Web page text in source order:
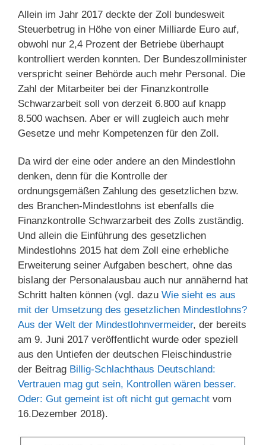
Allein im Jahr 2017 deckte der Zoll bundesweit
Steuerbetrug in Höhe von einer Milliarde Euro auf,
obwohl nur 2,4 Prozent der Betriebe überhaupt
kontrolliert werden konnten. Der Bundeszollminister
verspricht seiner Behörde auch mehr Personal. Die
Zahl der Mitarbeiter bei der Finanzkontrolle
Schwarzarbeit soll von derzeit 6.800 auf knapp
8.500 wachsen. Aber er will zugleich auch mehr
Gesetze und mehr Kompetenzen für den Zoll.
Da wird der eine oder andere an den Mindestlohn
denken, denn für die Kontrolle der
ordnungsgemäßen Zahlung des gesetzlichen bzw.
des Branchen-Mindestlohns ist ebenfalls die
Finanzkontrolle Schwarzarbeit des Zolls zuständig.
Und allein die Einführung des gesetzlichen
Mindestlohns 2015 hat dem Zoll eine erhebliche
Erweiterung seiner Aufgaben beschert, ohne das
bislang der Personalausbau auch nur annähernd hat
Schritt halten können (vgl. dazu Wie sieht es aus
mit der Umsetzung des gesetzlichen Mindestlohns?
Aus der Welt der Mindestlohnvermeider, der bereits
am 9. Juni 2017 veröffentlicht wurde oder speziell
aus den Untiefen der deutschen Fleischindustrie
der Beitrag Billig-Schlachthaus Deutschland:
Vertrauen mag gut sein, Kontrollen wären besser.
Oder: Gut gemeint ist oft nicht gut gemacht vom
16.Dezember 2018).